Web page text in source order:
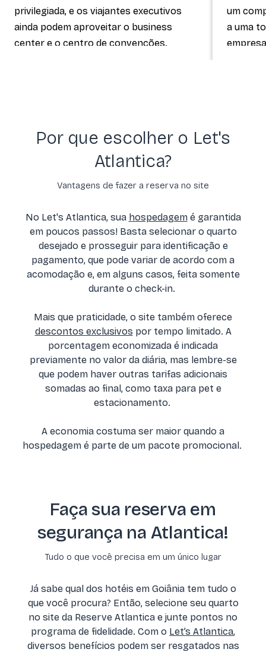
privilegiada, e os viajantes executivos
ainda podem aproveitar o business
center e o centro de convenções.
um
a uma
Por que escolher o Let's
Atlantica?
Vantagens de fazer a reserva no site
No Let's Atlantica, sua hospedagemé garantida
em poucos passos! Basta selecionar o quarto
desejado e prosseguir para identificação e
pagamento, que pode variar de acordo com a
acomodação e, em alguns casos, feita somente
durante o check-in.
Mais que praticidade, o site também oferece
descontos exclusivos por tempo limitado. A
porcentagem economizada é indicada
previamente no valor da diária, mas lembre-se
que podem haver outras tarifas adicionais
somadas ao final, como taxa para pet e
estacionamento.
A economia costuma ser maior quando a
hospedagem é parte de um pacote promocional.
Faça sua reserva em
segurança na Atlantica!
Tudo o que você precisa em um único lugar
Já sabe qual dos hotéis em Goiânia tem tudo o
que você procura? Então, selecione seu quarto
no site da Reserve Atlantica e junte pontos no
programa de fidelidade. Com o Let’s Atlantica,
diversos benefícios podem ser resgatados nas